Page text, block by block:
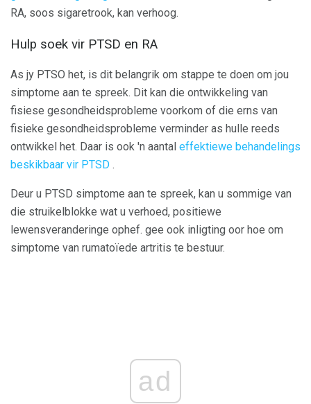
RA, soos sigaretrook, kan verhoog.
Hulp soek vir PTSD en RA
As jy PTSO het, is dit belangrik om stappe te doen om jou
simptome aan te spreek. Dit kan die ontwikkeling van
fisiese gesondheidsprobleme voorkom of die erns van
fisieke gesondheidsprobleme verminder as hulle reeds
ontwikkel het. Daar is ook 'n aantal effektiewe behandelings
beskikbaar vir PTSD .
Deur u PTSD simptome aan te spreek, kan u sommige van
die struikelblokke wat u verhoed, positiewe
lewensveranderinge ophef. gee ook inligting oor hoe om
simptome van rumatoïede artritis te bestuur.
ad